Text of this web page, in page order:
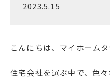
2023.5.15
こんにちは、マイホームタ
住宅会社を選ぶ中で、色